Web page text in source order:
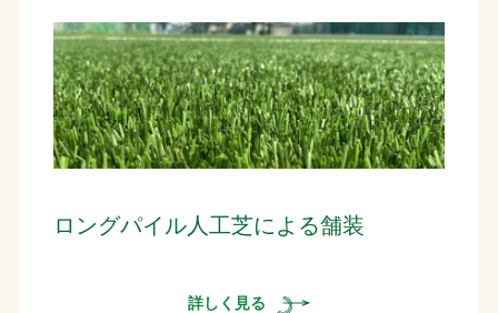
ロングパイル人工芝による舗装
詳しく見る